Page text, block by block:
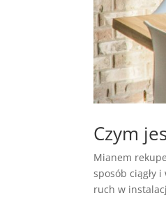
Czym
Mianem
sposób ciągły
ruch w